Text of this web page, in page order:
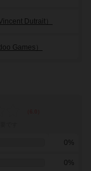
Dutrait）
Games）
0%
0%